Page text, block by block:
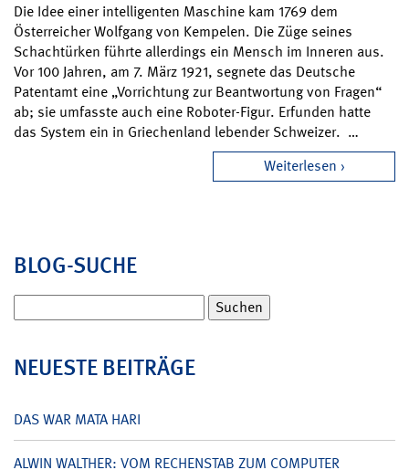
Die Idee einer intelligenten Maschine kam 1769 dem
Österreicher Wolfgang von Kempelen. Die Züge seines
Schachtürken führte allerdings ein Mensch im Inneren aus.
Vor 100 Jahren, am 7. März 1921, segnete das Deutsche
Patentamt eine „Vorrichtung zur Beantwortung von Fragen“
ab; sie umfasste auch eine Roboter-Figur. Erfunden hatte
das System ein in Griechenland lebender Schweizer. …
Weiterlesen
BLOG-SUCHE
nach:
NEUESTE BEITRÄGE
DAS WAR MATA HARI
ALWIN WALTHER: VOM RECHENSTAB ZUM COMPUTER